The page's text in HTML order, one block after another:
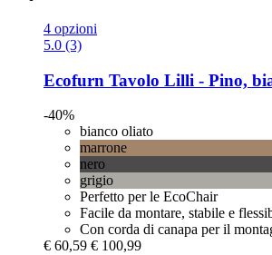
4 opzioni
5.0 (3)
Ecofurn Tavolo Lilli -​ Pino,
-40%
bianco oliato
marrone
nero
grigio
Perfetto per le EcoChair
Facile da montare, stabile e
Con corda di canapa per il
€ 60,59 € 100,99